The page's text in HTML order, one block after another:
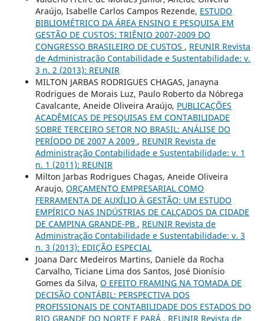
Araújo, Isabelle Carlos Campos Rezende, ESTUDO
BIBLIOMÉTRICO DA ÁREA ENSINO E PESQUISA EM
GESTÃO DE CUSTOS: TRIÊNIO 2007-2009 DO
CONGRESSO BRASILEIRO DE CUSTOS , REUNIR Revista
de Administração Contabilidade e Sustentabilidade: v.
3 n. 2 (2013): REUNIR
MILTON JARBAS RODRIGUES CHAGAS, Janayna
Rodrigues de Morais Luz, Paulo Roberto da Nóbrega
Cavalcante, Aneide Oliveira Araújo, PUBLICAÇÕES
ACADÊMICAS DE PESQUISAS EM CONTABILIDADE
SOBRE TERCEIRO SETOR NO BRASIL: ANÁLISE DO
PERÍODO DE 2007 A 2009 , REUNIR Revista de
Administração Contabilidade e Sustentabilidade: v. 1
n. 1 (2011): REUNIR
Milton Jarbas Rodrigues Chagas, Aneide Oliveira
Araujo, ORÇAMENTO EMPRESARIAL COMO
FERRAMENTA DE AUXÍLIO À GESTÃO: UM ESTUDO
EMPÍRICO NAS INDÚSTRIAS DE CALÇADOS DA CIDADE
DE CAMPINA GRANDE-PB , REUNIR Revista de
Administração Contabilidade e Sustentabilidade: v. 3
n. 3 (2013): EDIÇÃO ESPECIAL
Joana Darc Medeiros Martins, Daniele da Rocha
Carvalho, Ticiane Lima dos Santos, José Dionísio
Gomes da Silva, O EFEITO FRAMING NA TOMADA DE
DECISÃO CONTÁBIL: PERSPECTIVA DOS
PROFISSIONAIS DE CONTABILIDADE DOS ESTADOS DO
RIO GRANDE DO NORTE E PARÁ , REUNIR Revista de